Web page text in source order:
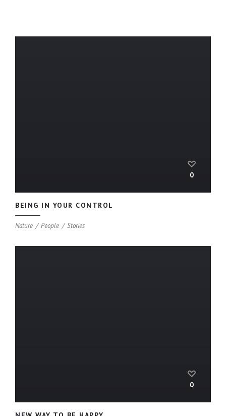
0
BEING IN YOUR CONTROL
Nature People Stories
0